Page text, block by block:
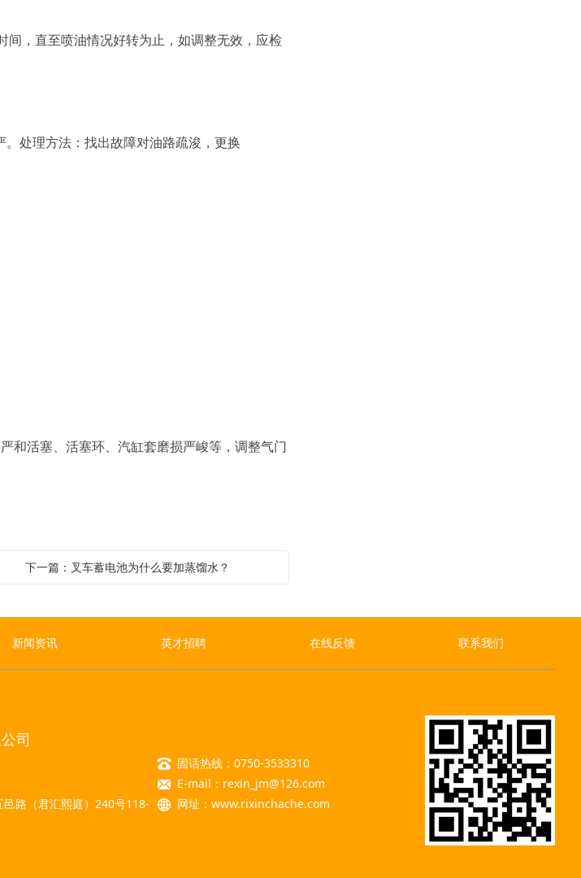
，直至喷油情况好转为止，如调整无效，应检
处理方法：找出故障对油路疏浚，更换
活塞、活塞环、汽缸套磨损严峻等，调整气门
下一篇：叉车蓄电池为什么要加蒸馏水？
新闻资讯 英才招聘 在线反馈 联系我们
司
固话热线：0750-3533310
E-mail：rexin_jm@126.com
路（君汇熙庭）240号118-
网址： www.rixinchache.com